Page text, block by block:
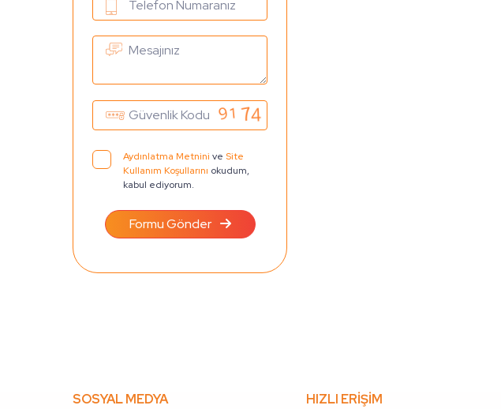
Aydınlatma Metnini ve Site
Kullanım Koşullarını okudum,
kabul ediyorum.
Formu Gönder
SOSYAL MEDYA
HIZLI ERİŞİM